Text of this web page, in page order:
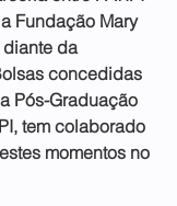
Fundação Mary
diante da
concedidas
Pós-Graduação
tem colaborado
momentos no